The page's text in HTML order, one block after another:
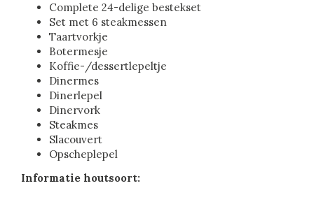
Complete 24-delige bestekset
Set met 6 steakmessen
Taartvorkje
Botermesje
Koffie-/dessertlepeltje
Dinermes
Dinerlepel
Dinervork
Steakmes
Slacouvert
Opscheplepel
Informatie houtsoort: